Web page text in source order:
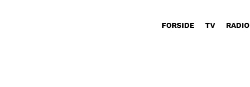
FORSIDE TV RADIO